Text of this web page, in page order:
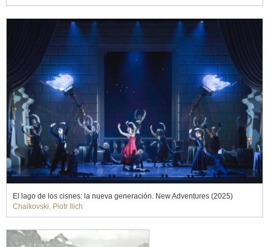
El lago de los cisnes: la nueva generación. New Adventures (2025)
Chaikovski, Piotr Ilich